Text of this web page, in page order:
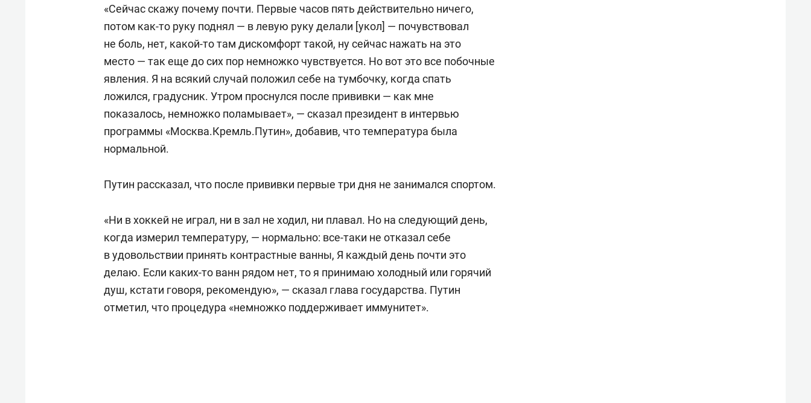
«Сейчас скажу почему почти. Первые часов пять действительно ничего,
потом как-то руку поднял — в левую руку делали [укол] — почувствовал
не боль, нет, какой-то там дискомфорт такой, ну сейчас нажать на это
место — так еще до сих пор немножко чувствуется. Но вот это все побочные
явления. Я на всякий случай положил себе на тумбочку, когда спать
ложился, градусник. Утром проснулся после прививки — как мне
показалось, немножко поламывает», — сказал президент в интервью
программы «Москва.Кремль.Путин», добавив, что температура была
нормальной.
Путин рассказал, что после прививки первые три дня не занимался спортом.
«Ни в хоккей не играл, ни в зал не ходил, ни плавал. Но на следующий день,
когда измерил температуру, — нормально: все-таки не отказал себе
в удовольствии принять контрастные ванны, Я каждый день почти это
делаю. Если каких-то ванн рядом нет, то я принимаю холодный или горячий
душ, кстати говоря, рекомендую», — сказал глава государства. Путин
отметил, что процедура «немножко поддерживает иммунитет».